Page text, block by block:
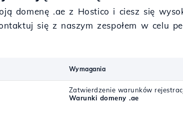
domenę .ae z Hostico i ciesz się
się z naszym zespołem w celu
Wymagania
Zatwierdzenie warunków
Warunki domeny .ae